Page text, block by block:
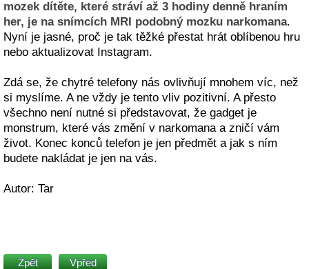
mozek dítěte, které stráví až 3 hodiny denně hraním
her, je na snímcích MRI podobný mozku narkomana.
Nyní je jasné, proč je tak těžké přestat hrát oblíbenou hru
nebo aktualizovat Instagram.
Zdá se, že chytré telefony nás ovlivňují mnohem víc, než
si myslíme. A ne vždy je tento vliv pozitivní. A přesto
všechno není nutné si představovat, že gadget je
monstrum, které vás změní v narkomana a zničí vám
život. Konec konců telefon je jen předmět a jak s ním
budete nakládat je jen na vás.
Autor: Tar
Zpět Vpřed